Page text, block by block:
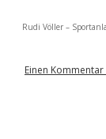
Rudi Völler –
Einen